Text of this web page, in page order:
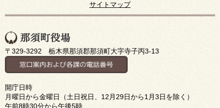
サイトマップ
〒329-3292 栃木県那須郡那須町大字寺子丙3-13
開庁日時
月曜日から金曜日（土日祝日、12月29日から1月3日を除く）
午前8時30分から午後5時